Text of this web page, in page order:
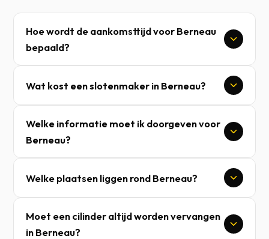
Hoe wordt de aankomsttijd voor Berneau
bepaald?
Wat kost een slotenmaker in Berneau?
Welke informatie moet ik doorgeven voor
Berneau?
Welke plaatsen liggen rond Berneau?
Moet een cilinder altijd worden vervangen
in Berneau?